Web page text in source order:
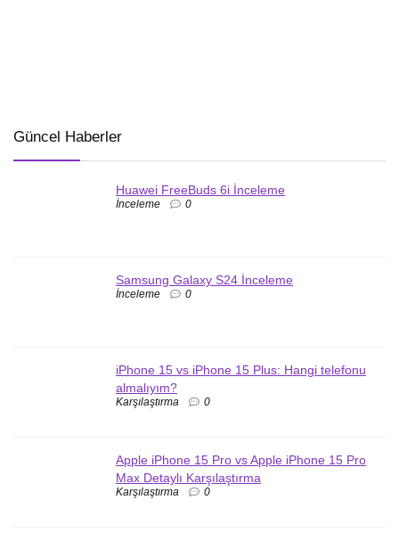
Güncel Haberler
Huawei FreeBuds 6i İnceleme
İnceleme 0
Samsung Galaxy S24 İnceleme
İnceleme 0
iPhone 15 vs iPhone 15 Plus: Hangi telefonu
almalıyım?
Karşılaştırma 0
Apple iPhone 15 Pro vs Apple iPhone 15 Pro
Max Detaylı Karşılaştırma
Karşılaştırma 0